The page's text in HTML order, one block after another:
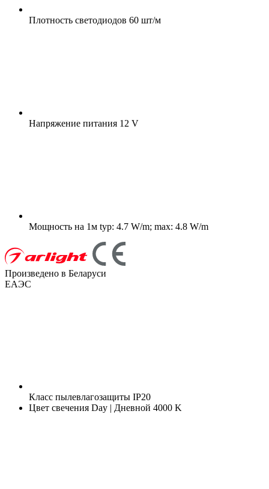
Плотность светодиодов 60 шт/м
Напряжение питания 12 V
Мощность на 1м typ: 4.7 W/m; max: 4.8 W/m
Произведено в Беларуси
ЕАЭС
Класс пылевлагозащиты IP20
Цвет свечения Day | Дневной 4000 K